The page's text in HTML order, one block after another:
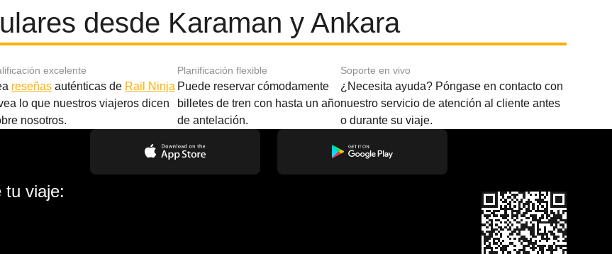
desde Karaman y Ankara
excelente
reseñasauténticas de Rail Ninja
lo que nuestros viajeros dicen
nosotros.
Planificación flexible
Puede reservar cómodamente
billetes de tren con hasta un año
de antelación.
Soporte en vivo
¿Necesita ayuda? Póngase en contacto con
nuestro servicio de atención al cliente antes
o durante su viaje.
tu viaje: